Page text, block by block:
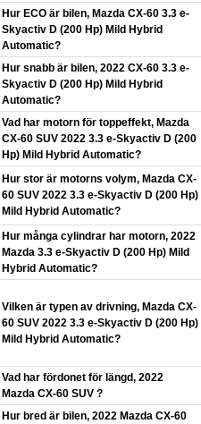
Hur ECO är bilen, Mazda CX-60 3.3 e-
Skyactiv D (200 Hp) Mild Hybrid
Automatic?
Hur snabb är bilen, 2022 CX-60 3.3 e-
Skyactiv D (200 Hp) Mild Hybrid
Automatic?
Vad har motorn för toppeffekt, Mazda
CX-60 SUV 2022 3.3 e-Skyactiv D (200
Hp) Mild Hybrid Automatic?
Hur stor är motorns volym, Mazda CX-
60 SUV 2022 3.3 e-Skyactiv D (200 Hp)
Mild Hybrid Automatic?
Hur många cylindrar har motorn, 2022
Mazda 3.3 e-Skyactiv D (200 Hp) Mild
Hybrid Automatic?
Vilken är typen av drivning, Mazda CX-
60 SUV 2022 3.3 e-Skyactiv D (200 Hp)
Mild Hybrid Automatic?
Vad har fördonet för längd, 2022
Mazda CX-60 SUV ?
Hur bred är bilen, 2022 Mazda CX-60